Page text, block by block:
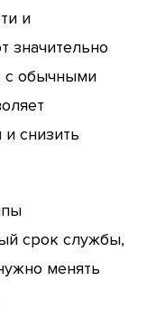
и
значительно
с обычными
снизить
срок службы,
менять